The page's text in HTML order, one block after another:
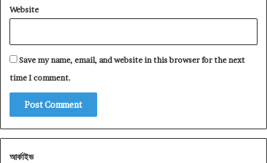
Website
Save my name, email, and website in this browser for the next
time I comment.
আর্কাইভ